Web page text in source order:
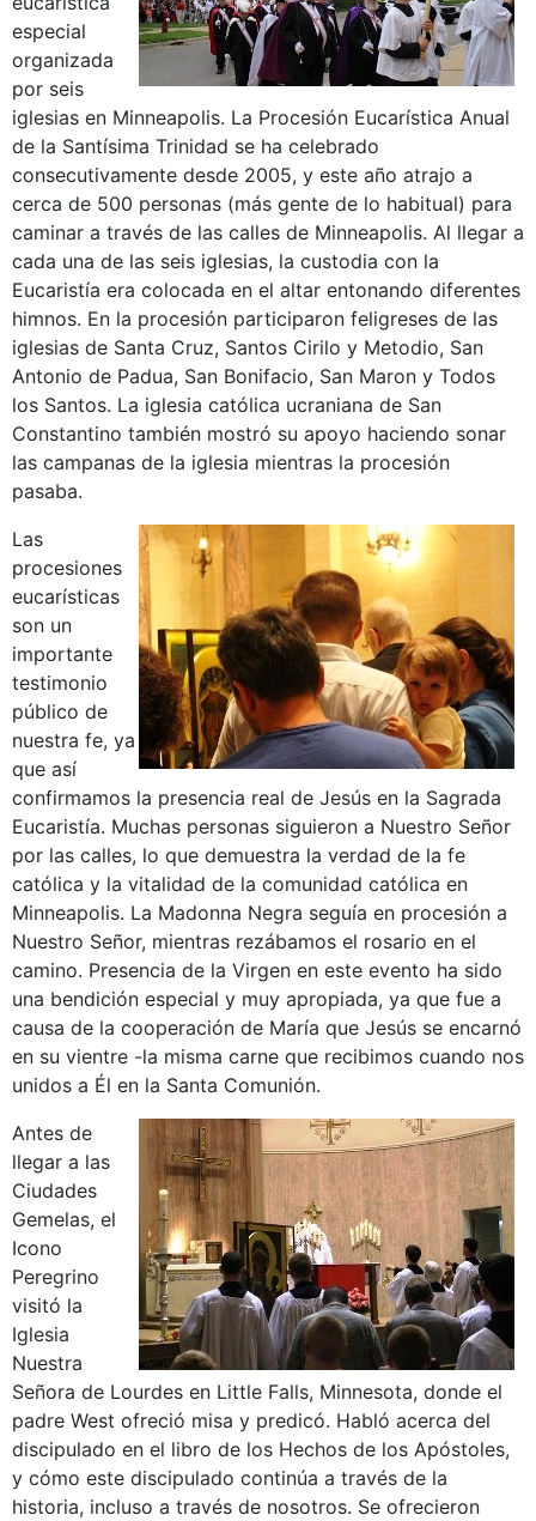
especial
organizada
por seis
iglesias en Minneapolis. La Procesión Eucarística Anual
de la Santísima Trinidad se ha celebrado
consecutivamente desde 2005, y este año atrajo a
cerca de 500 personas (más gente de lo habitual) para
caminar a través de las calles de Minneapolis. Al llegar a
cada una de las seis iglesias, la custodia con la
Eucaristía era colocada en el altar entonando diferentes
himnos. En la procesión participaron feligreses de las
iglesias de Santa Cruz, Santos Cirilo y Metodio, San
Antonio de Padua, San Bonifacio, San Maron y Todos
los Santos. La iglesia católica ucraniana de San
Constantino también mostró su apoyo haciendo sonar
las campanas de la iglesia mientras la procesión
pasaba.
Las
procesiones
eucarísticas
son un
importante
testimonio
público de
nuestra fe, ya
que así
confirmamos la presencia real de Jesús en la Sagrada
Eucaristía. Muchas personas siguieron a Nuestro Señor
por las calles, lo que demuestra la verdad de la fe
católica y la vitalidad de la comunidad católica en
Minneapolis. La Madonna Negra seguía en procesión a
Nuestro Señor, mientras rezábamos el rosario en el
camino. Presencia de la Virgen en este evento ha sido
una bendición especial y muy apropiada, ya que fue a
causa de la cooperación de María que Jesús se encarnó
en su vientre -la misma carne que recibimos cuando nos
unidos a Él en la Santa Comunión.
Antes de
llegar a las
Ciudades
Gemelas, el
Icono
Peregrino
visitó la
Iglesia
Nuestra
Señora de Lourdes en Little Falls, Minnesota, donde el
padre West ofreció misa y predicó. Habló acerca del
discipulado en el libro de los Hechos de los Apóstoles,
y cómo este discipulado continúa a través de la
historia, incluso a través de nosotros. Se ofrecieron